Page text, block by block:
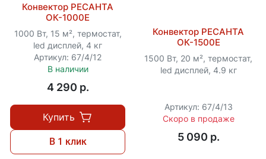
Конвектор РЕСАНТА
ОК-1000Е
1000 Вт, 15 м², термостат,
led дисплей, 4 кг
Артикул: 67/4/12
В наличии
4 290 p.
Купить
В 1 клик
Конвектор РЕСАНТА
ОК-1500Е
1500 Вт, 20 м², термостат,
led дисплей, 4.9 кг
Артикул: 67/4/13
Скоро в продаже
5 090 p.